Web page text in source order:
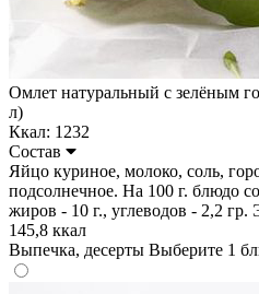
Омлет натуральный с зелёным
л)
Ккал: 1232
Состав
Яйцо куриное, молоко, соль,
подсолнечное. На 100 г. блюдо
жиров - 10 г., углеводов - 2,2 гр.
145,8 ккал
Выпечка, десерты Выберите 1